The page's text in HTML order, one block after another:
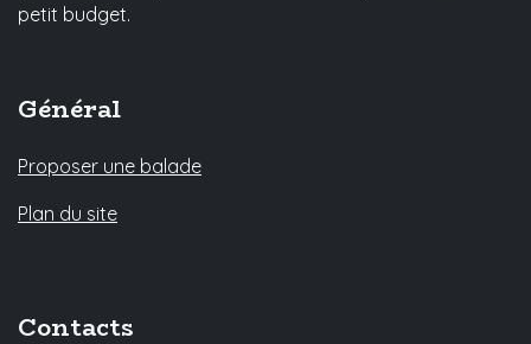
petit budget.
Général
Proposer une balade
Plan du site
Contacts